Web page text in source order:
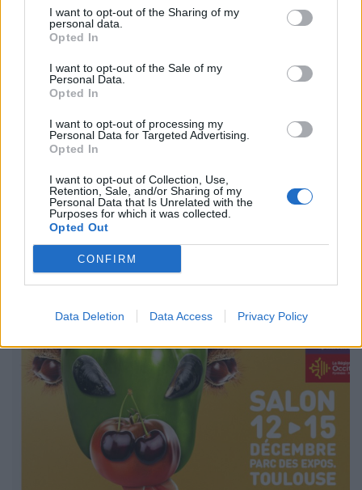
I want to opt-out of the Sharing of my
personal data.
Opted In
I want to opt-out of the Sale of my
Personal Data.
Opted In
I want to opt-out of processing my
Personal Data for Targeted Advertising.
Opted In
I want to opt-out of Collection, Use,
Retention, Sale, and/or Sharing of my
Personal Data that Is Unrelated with the
Purposes for which it was collected.
Opted Out
CONFIRM
Data Deletion Data Access Privacy Policy
Saveurs d'Occitanie
Tous les mois avec Saveurs d'Occitanie, le square Charles-
de-Gaulle de Toulouse prend des allures de marché
régional, mettant à l'honneur les produits du terroir d'un
département d'Occitanie en particulier.